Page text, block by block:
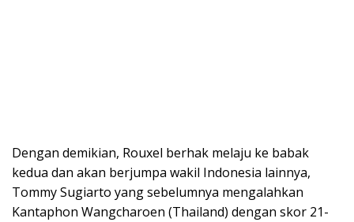
Dengan demikian, Rouxel berhak melaju ke babak
kedua dan akan berjumpa wakil Indonesia lainnya,
Tommy Sugiarto yang sebelumnya mengalahkan
Kantaphon Wangcharoen (Thailand) dengan skor 21-